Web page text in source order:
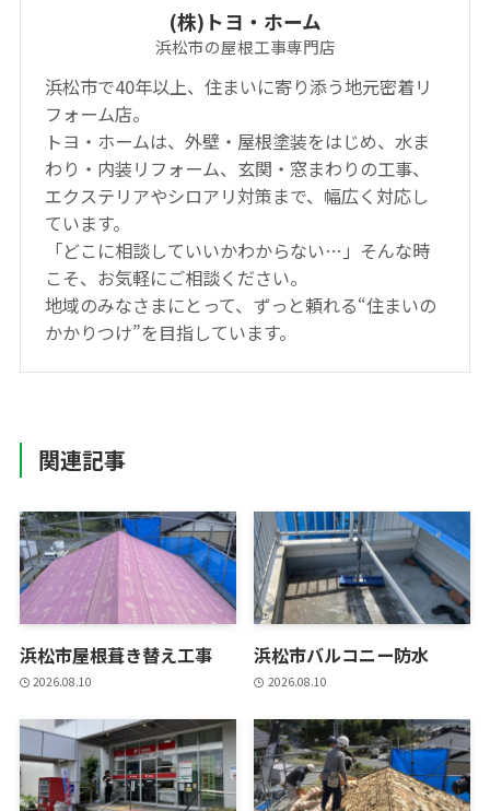
(株)トヨ・ホーム
浜松市の屋根工事専門店
浜松市で40年以上、住まいに寄り添う地元密着リ
フォーム店。
トヨ・ホームは、外壁・屋根塗装をはじめ、水ま
わり・内装リフォーム、玄関・窓まわりの工事、
エクステリアやシロアリ対策まで、幅広く対応し
ています。
「どこに相談していいかわからない…」そんな時
こそ、お気軽にご相談ください。
地域のみなさまにとって、ずっと頼れる“住まいの
かかりつけ”を目指しています。
関連記事
浜松市屋根葺き替え工事
2026.08.10
浜松市バルコニー防水
2026.08.10